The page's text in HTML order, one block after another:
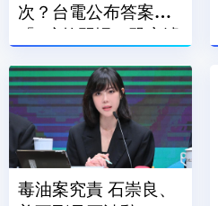
次？台電公布答案
「1晾乾習慣」恐害濾
毒油案究責 石崇良、